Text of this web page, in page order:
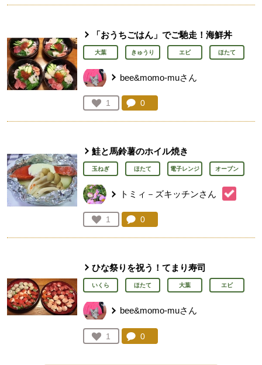
「おうちごはん」でご馳走！海鮮丼
大葉 きゅうり エビ ほたて
bee&momo-muさん
お気に入り登録：
1
人が登録
コメント：
0
鮭と馬鈴薯のホイル焼き
玉ねぎ ほたて 電子レンジ オーブン
トミィ－ズキッチンさん
お気に入り登録：
1
人が登録
コメント：
0
ひな祭りを祝う！てまり寿司
いくら ほたて 大葉 エビ
bee&momo-muさん
お気に入り登録：
1
人が登録
コメント：
0